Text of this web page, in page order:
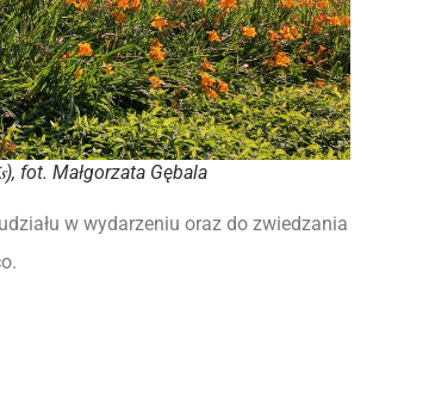
fot. Małgorzata Gębala
w wydarzeniu oraz do zwiedzania